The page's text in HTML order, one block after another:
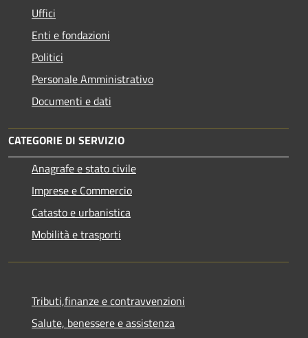
Uffici
Enti e fondazioni
Politici
Personale Amministrativo
Documenti e dati
CATEGORIE DI SERVIZIO
Anagrafe e stato civile
Imprese e Commercio
Catasto e urbanistica
Mobilità e trasporti
Tributi,finanze e contravvenzioni
Salute, benessere e assistenza